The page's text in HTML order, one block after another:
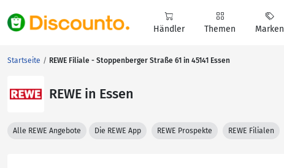
Händler Themen Marken
Startseite REWE Filiale - Stoppenberger Straße 61 in 45141 Essen
REWE in Essen
Alle REWE Angebote Die REWE App REWE Prospekte REWE Filialen